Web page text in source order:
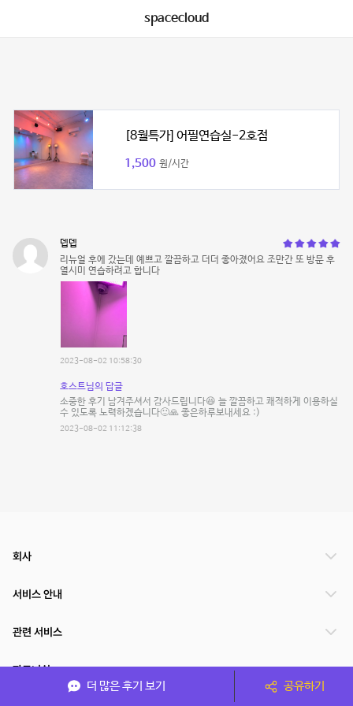
spacecloud
[8월특가] 어필연습실-2호점
1,500 원/시간
뎁뎁
리뉴얼 후에 갔는데 예쁘고 깔끔하고 더더 좋아졌어요 조만간 또 방문 후
열시미 연습하려고 합니다
2023-08-02 10:58:30
호스트님의 답글
소중한 후기 남겨주셔서 감사드립니다😆 늘 깔끔하고 쾌적하게 이용하실
수 있도록 노력하겠습니다🙂🙏 좋은하루보내세요 :)
2023-08-02 11:12:38
더 많은 후기 보기 공유하기
회사
서비스 안내
관련 서비스
파트너쉽